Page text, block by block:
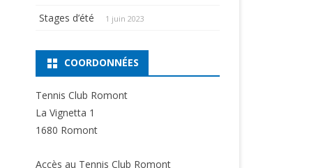
Stages d’été 1 juin 2023
COORDONNÉES
Tennis Club Romont
La Vignetta 1
1680 Romont
Accès au Tennis Club Romont